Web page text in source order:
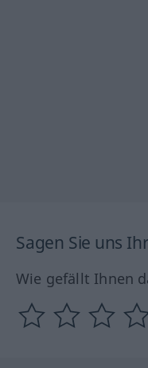
Sagen Sie uns
Wie gefällt Ihnen